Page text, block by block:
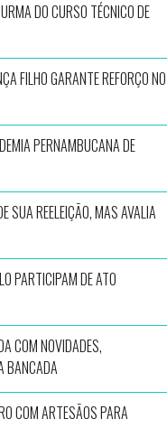
DO CURSO TÉCNICO DE
FILHO GARANTE REFORÇO NO
PERNAMBUCANA DE
SUA REELEIÇÃO, MAS AVALIA
PARTICIPAM DE ATO
COM NOVIDADES,
BANCADA
COM ARTESÃOS PARA